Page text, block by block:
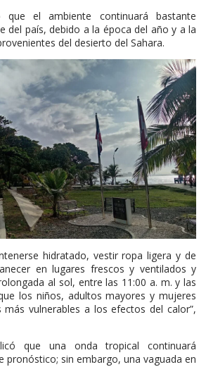
que el ambiente continuará bastante
del país, debido a la época del año y a la
del desierto del Sahara.
hidratado, vestir ropa ligera y de
en lugares frescos y ventilados y
al sol, entre las 11:00 a. m. y las
los niños, adultos mayores y mujeres
vulnerables a los efectos del calor”,
que una onda tropical continuará
pronóstico; sin embargo, una vaguada en